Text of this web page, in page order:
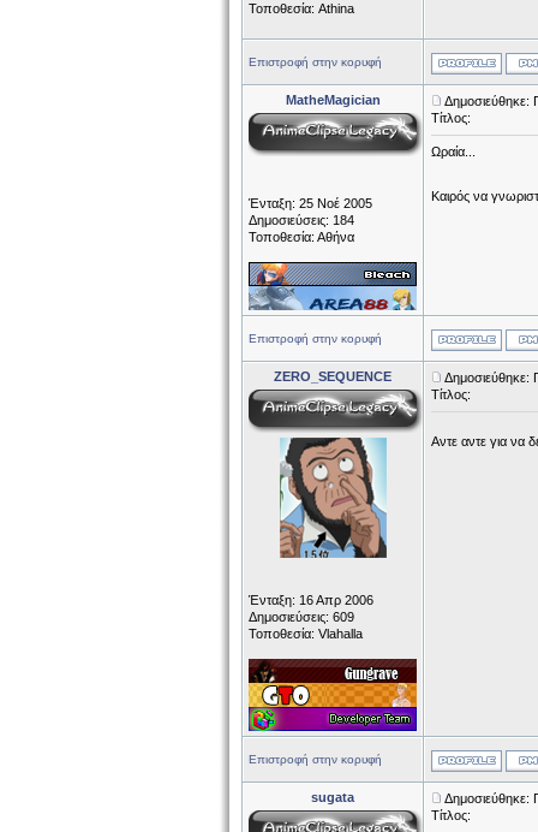
Τοποθεσία: Athina
Επιστροφή στην κορυφή
MatheMagician
Ένταξη: 25 Νοέ 2005
Δημοσιεύσεις: 184
Τοποθεσία: Αθήνα
Δημοσιεύθηκε:
Τίτλος:
Ωραία...
Καιρός να
Επιστροφή στην κορυφή
ZERO_SEQUENCE
Ένταξη: 16 Απρ 2006
Δημοσιεύσεις: 609
Τοποθεσία: Vlahalla
Δημοσιεύθηκε:
Τίτλος:
Αντε αντε για να
Επιστροφή στην κορυφή
sugata
Δημοσιεύθηκε:
Τίτλος: